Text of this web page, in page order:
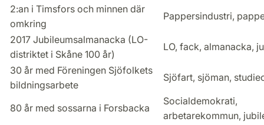
2:an i Timsfors och minnen där
omkring
Pappersindustri,
2017 Jubileumsalmanacka (LO-
distriktet i Skåne 100 år)
LO, fack, almanacka,
30 år med Föreningen Sjöfolkets
bildningsarbete
Sjöfart, sjöman,
80 år med sossarna i Forsbacka
Socialdemokrati,
arbetarekommun,